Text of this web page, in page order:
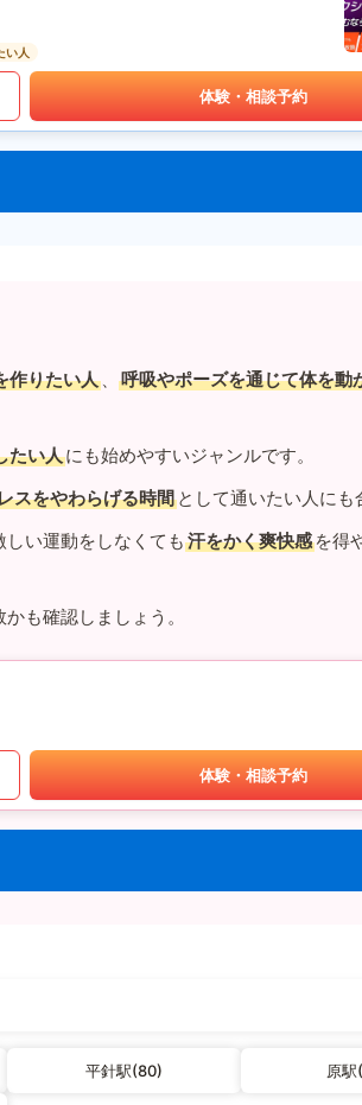
い人
体験・相談予約
作りたい人 、 呼吸やポーズを通じて体を動
たい人にも始めやすいジャンルです。
スをやわらげる時間 として通いたい人にも
い運動をしなくても 汗をかく爽快感 を得
も確認しましょう。
体験・相談予約
平針駅(80) 原